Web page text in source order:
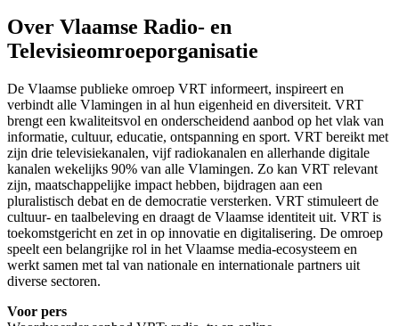
Over Vlaamse Radio- en
Televisieomroeporganisatie
De Vlaamse publieke omroep VRT informeert, inspireert en
verbindt alle Vlamingen in al hun eigenheid en diversiteit. VRT
brengt een kwaliteitsvol en onderscheidend aanbod op het vlak van
informatie, cultuur, educatie, ontspanning en sport. VRT bereikt met
zijn drie televisiekanalen, vijf radiokanalen en allerhande digitale
kanalen wekelijks 90% van alle Vlamingen. Zo kan VRT relevant
zijn, maatschappelijke impact hebben, bijdragen aan een
pluralistisch debat en de democratie versterken. VRT stimuleert de
cultuur- en taalbeleving en draagt de Vlaamse identiteit uit. VRT is
toekomstgericht en zet in op innovatie en digitalisering. De omroep
speelt een belangrijke rol in het Vlaamse media-ecosysteem en
werkt samen met tal van nationale en internationale partners uit
diverse sectoren.
Voor pers